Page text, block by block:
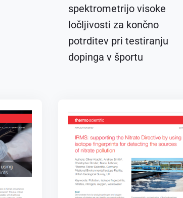
spektrometrijo visoke
ločljivosti za končno
potrditev pri testiranju
dopinga v športu